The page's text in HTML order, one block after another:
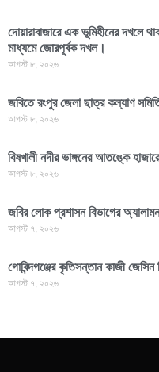
দোয়ারাবাজারে এক ভূমিহীনের দখলে
মাধ্যমে জোরপূর্বক দখল।
আগস্ট ৮, ২০২৬
জবিতে রংপুর জেলা ছাত্র কল্যাণ
আগস্ট ৮, ২০২৬
বিষখালী নদীর ভাঙ্গনের আতঙ্কে
আগস্ট ৮, ২০২৬
জবির লোক প্রশাসন বিভাগের
আগস্ট ৭, ২০২৬
গোবিন্দগঞ্জের কৃতিসন্তান কাজী জেসিন
আগস্ট ৭, ২০২৬